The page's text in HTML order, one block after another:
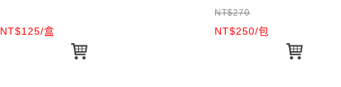
NT$125/盒
NT$270
NT$250/包